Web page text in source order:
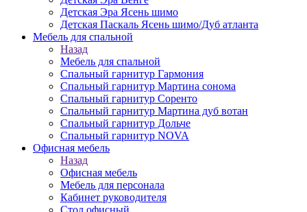
Детская Эра Ясень шимо
Детская Паскаль Ясень шимо/Дуб атланта
Мебель для спальной
Назад
Мебель для спальной
Спальный гарнитур Гармония
Спальный гарнитур Мартина сонома
Спальный гарнитур Соренто
Спальный гарнитур Мартина дуб вотан
Спальный гарнитур Дольче
Спальный гарнитур NOVA
Офисная мебель
Назад
Офисная мебель
Мебель для персонала
Кабинет руководителя
Стол офисный